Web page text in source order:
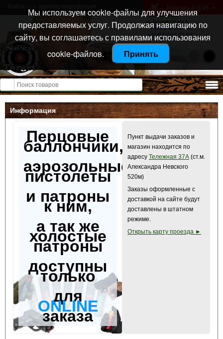
Санкт-Петербург
ул. Тележная 37 лит А
+7 (911) 021-04-08
+7 (812) 921-73-50
Товаров: 0 (0 p )
Открыть меню
Информация
Перцовые
баллончики,
аэрозольные
пистолеты
и патроны
к ним,
а так же
холостые
патроны
доступны
только
для
ONLINE
заказа
Пункт выдачи заказов и
магазин находится по
адресу Тележная 37А (ст.м.
Александра Невского
520м)
Заказы оформленные с
доставкой на сайте будут
доставлены в штатном
режиме.
Открыть карту проезда ►
Мы используем cookie-файлы для улучшения
предоставляемых услуг. Продолжая навигацию по
сайту, вы соглашаетесь с правилами использования
cookie-файлов.
Принять